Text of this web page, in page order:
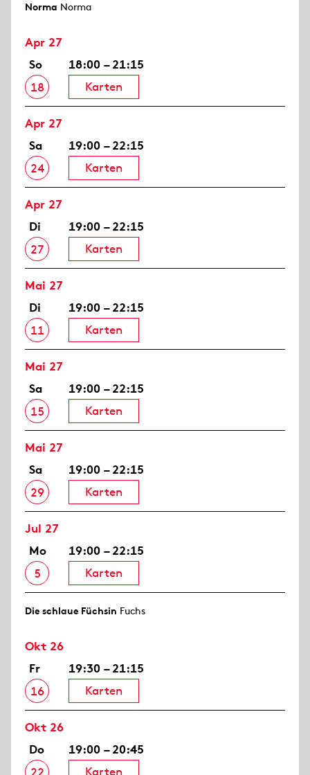
Norma Norma
Apr 27
So
18
18:00 – 21:15
Karten
Apr 27
Sa
24
19:00 – 22:15
Karten
Apr 27
Di
27
19:00 – 22:15
Karten
Mai 27
Di
11
19:00 – 22:15
Karten
Mai 27
Sa
15
19:00 – 22:15
Karten
Mai 27
Sa
29
19:00 – 22:15
Karten
Jul 27
Mo
5
19:00 – 22:15
Karten
Die schlaue Füchsin Fuchs
Okt 26
Fr
16
19:30 – 21:15
Karten
Okt 26
Do
19:00 – 20:45
Karten